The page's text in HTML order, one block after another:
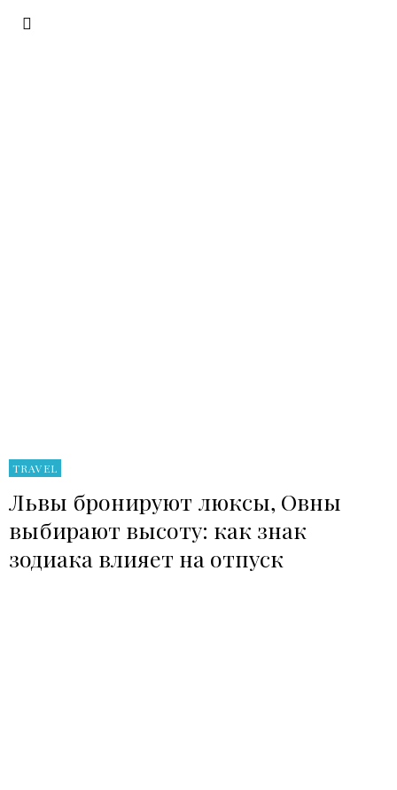
TRAVEL
Львы бронируют люксы, Овны
выбирают высоту: как знак
зодиака влияет на отпуск